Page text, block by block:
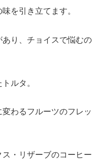
を引き立てます。
り、チョイスで悩むの
ルタ。
わるフルーツのフレッ
・リザーブのコーヒー